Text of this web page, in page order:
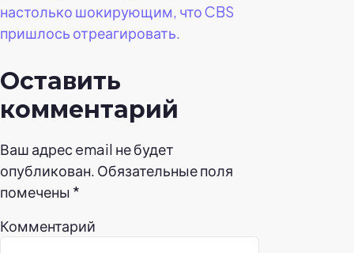
настолько шокирующим, что CBS
пришлось отреагировать.
Оставить
комментарий
Ваш адрес email не будет
опубликован. Обязательные поля
помечены *
Комментарий